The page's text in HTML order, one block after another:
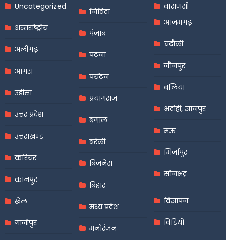
Uncategorized
अन्तर्राष्ट्रीय
अलीगढ़
आगरा
उड़ीसा
उत्तर प्रदेश
उत्तराखण्ड
करियर
कानपुर
खेल
गाजीपुर
निविदा
पंजाब
पटना
पर्यटन
प्रयागराज
बंगाल
बरेली
बिजनेस
बिहार
मध्य प्रदेश
मनोरंजन
वाराणसी
आज़मगढ़
चंदौली
जौनपुर
बलिया
भदोही, ज्ञानपुर
मऊ
मिर्जापुर
सोनभद्र
विज्ञापन
विडियो